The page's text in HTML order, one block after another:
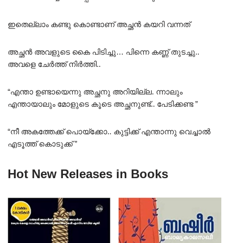
ഇതെല്ലാം കണ്ടു കൊണ്ടാണ് അച്ഛൻ കയറി വന്നത്
അച്ഛൻ അവളുടെ കൈ പിടിച്ചു… പിന്നെ കണ്ണ് തുടച്ചു..
അവളെ ചേർത്ത് നിർത്തി..
“എന്താ ഉണ്ടായെന്നു അച്ഛനു അറിയില്ല. ന്നാലും
എന്തായാലും മോളുടെ കൂടെ അച്ഛനുണ്ട്.. പേടിക്കണ്ട ”
“നീ അകത്തേക്ക് പൊയ്ക്കോ.. കുട്ടിക്ക് എന്താന്നു വെച്ചാൽ
എടൂത്ത് കൊടുക്ക് ”
Hot New Releases in Books